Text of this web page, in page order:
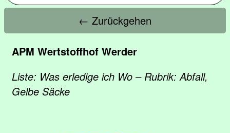
← Zurückgehen
APM Wertstoffhof Werder
Liste: Was erledige ich Wo – Rubrik: Abfall,
Gelbe Säcke